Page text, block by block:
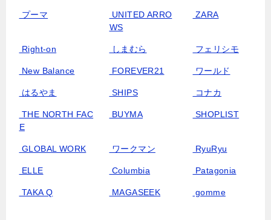
プーマ
UNITED ARRO
WS
ZARA
Right-on しまむら フェリシモ
New Balance FOREVER21 ワールド
はるやま SHIPS コナカ
THE NORTH FAC
E
BUYMA SHOPLIST
GLOBAL WORK ワークマン RyuRyu
ELLE Columbia Patagonia
TAKA Q MAGASEEK gomme